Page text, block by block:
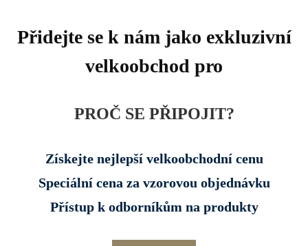
Přidejte se k nám jako exkluzivní
velkoobchod pro
PROČ SE PŘIPOJIT?
Získejte nejlepší velkoobchodní cenu
Speciální cena za vzorovou objednávku
Přístup k odborníkům na produkty